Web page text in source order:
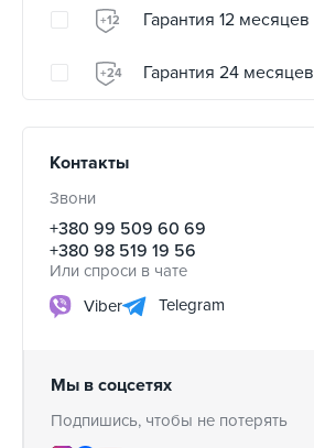
+12 Гарантия 12 месяцев
+24 Гарантия 24 месяцев
Контакты
Звони
+380 99 509 60 69
+380 98 519 19 56
Или спроси в чате
Viber
Telegram
Мы в соцсетях
Подпишись, чтобы не потерять